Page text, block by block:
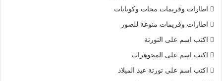
اطارات وفريمات مجات وكوبايات
اطارات وفريمات منوعة للصور
اكتب اسم على التورتة
اكتب اسم على المجوهرات
اكتب اسم على تورتة عيد الميلاد